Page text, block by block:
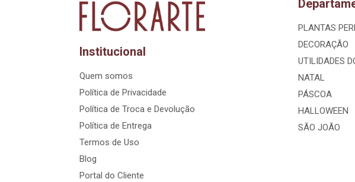
Institucional
Quem somos
Política de Privacidade
Política de Troca e Devolução
Política de Entrega
Termos de Uso
Blog
Portal do Cliente
PLANTAS
DECORAÇÃO
UTILIDADES
NATAL
PÁSCOA
HALLOWEEN
SÃO JOÃO